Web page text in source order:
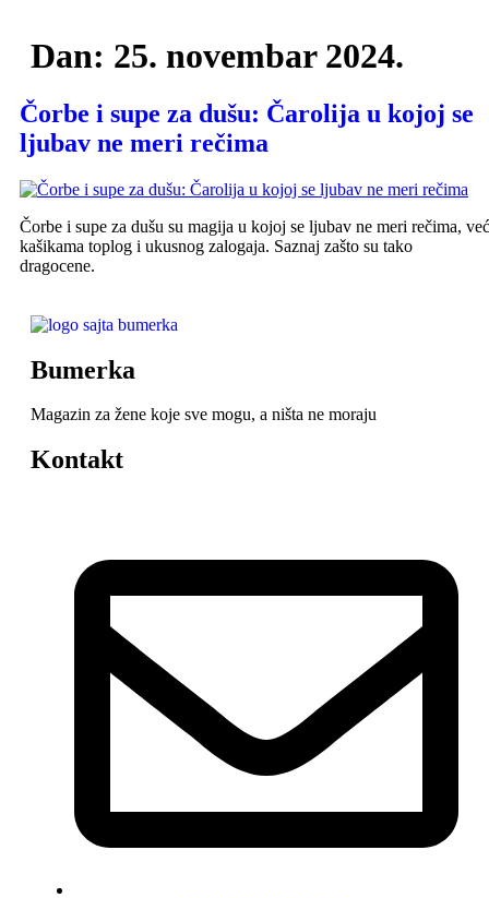
Dan: 25. novembar 2024.
Čorbe i supe za dušu: Čarolija u kojoj se
ljubav ne meri rečima
Čorbe i supe za dušu su magija u kojoj se ljubav ne meri rečima, već
kašikama toplog i ukusnog zalogaja. Saznaj zašto su tako
dragocene.
Bumerka
Magazin za žene koje sve mogu, a ništa ne moraju
Kontakt